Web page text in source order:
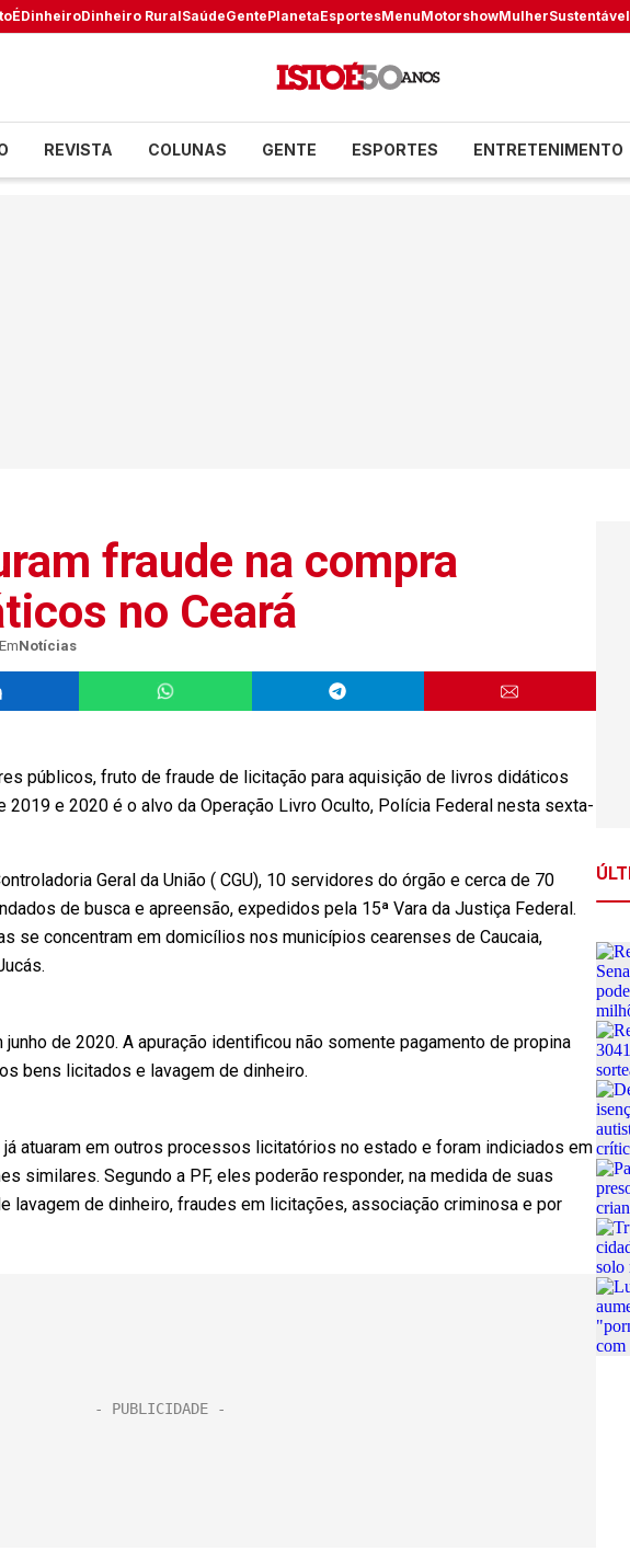
DinheiroDinheiro RuralSaúdeGentePlanetaEsportesMenuMotorshowMulherSustentável
REVISTA COLUNAS GENTE ESPORTES ENTRETENIMENTO
fraude na compra
no Ceará
EmNotícias
públicos, fruto de fraude de licitação para aquisição de livros didáticos
2019 e 2020 é o alvo da Operação Livro Oculto, Polícia Federal nesta sexta-
Geral da União ( CGU), 10 servidores do órgão e cerca de 70
de busca e apreensão, expedidos pela 15ª Vara da Justiça Federal.
se concentram em domicílios nos municípios cearenses de Caucaia,
de 2020. A apuração identificou não somente pagamento de propina
bens licitados e lavagem de dinheiro.
atuaram em outros processos licitatórios no estado e foram indiciados em
similares. Segundo a PF, eles poderão responder, na medida de suas
lavagem de dinheiro, fraudes em licitações, associação criminosa e por